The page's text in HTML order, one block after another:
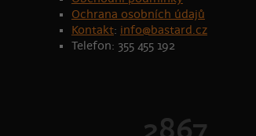
Ochrana osobních údajů
Kontakt: info@bastard.cz
Telefon: 355 455 192